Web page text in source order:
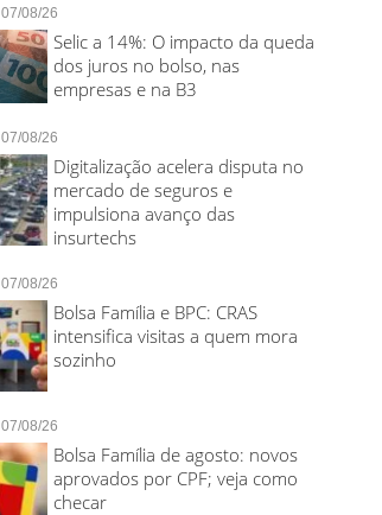
07/08/26
Selic a 14%: O impacto da queda
dos juros no bolso, nas
empresas e na B3
07/08/26
Digitalização acelera disputa no
mercado de seguros e
impulsiona avanço das
insurtechs
07/08/26
Bolsa Família e BPC: CRAS
intensifica visitas a quem mora
sozinho
07/08/26
Bolsa Família de agosto: novos
aprovados por CPF; veja como
checar